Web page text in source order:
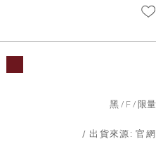
黑 F 限量
/ 出貨來源:官網